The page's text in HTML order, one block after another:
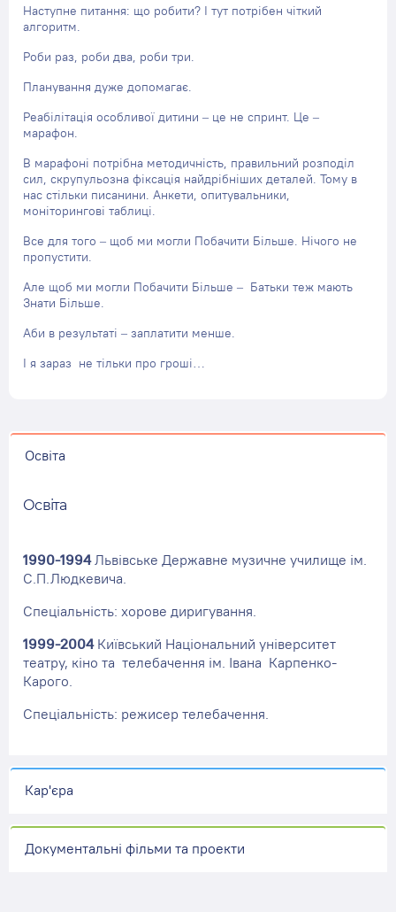
Наступне питання: що робити? І тут потрібен чіткий
алгоритм.
Роби раз, роби два, роби три.
Планування дуже допомагає.
Реабілітація особливої дитини – це не спринт. Це –
марафон.
В марафоні потрібна методичність, правильний розподіл
сил, скрупульозна фіксація найдрібніших деталей. Тому в
нас стільки писанини. Анкети, опитувальники,
моніторингові таблиці.
Все для того – щоб ми могли Побачити Більше. Нічого не
пропустити.
Але щоб ми могли Побачити Більше – Батьки теж мають
Знати Більше.
Аби в результаті – заплатити менше.
І я зараз не тільки про гроші…
Освіта
Освіта
1990-1994Львівське Державне музичне училище ім.
С.П.Людкевича.
Спеціальність: хорове диригування.
1999-2004Київський Національний університет
театру, кіно та телебачення ім. Івана Карпенко-
Карого.
Спеціальність: режисер телебачення.
Кар'єра
Документальні фільми та проекти